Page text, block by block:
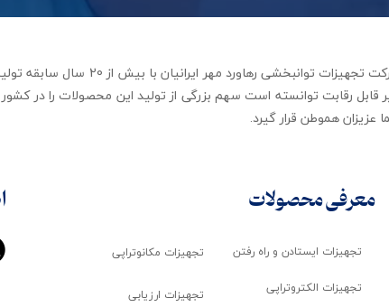
شرکت تجهیزات
قابل رقابت توانسته است سهم بزرگی از تولید این محصولات را در
عزیزان هموطن قرار گیرد​​​​​​​.
تجهیزات ایستادن و راه رفتن
تجهیزات الکتروتراپی
تجهیزات مکانوتراپی
تجهیزات ارزیابی
معرفی محصولات